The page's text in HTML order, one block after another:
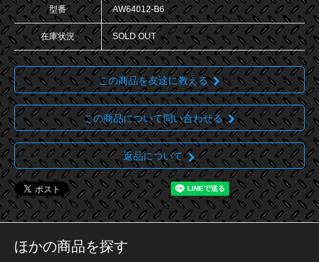
型番 AW64012-B6
在庫状況 SOLD OUT
この商品を友達に教える
この商品について問い合わせる
返品について
ほかの商品を探す